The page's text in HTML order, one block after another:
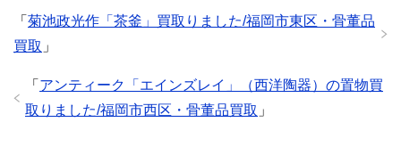
「 菊池政光作「茶釜」買取りました/福岡市東区・骨董品
買取 」
「 アンティーク「エインズレイ」（西洋陶器）の置物買
取りました/福岡市西区・骨董品買取 」